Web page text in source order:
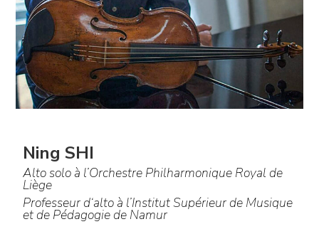
Ning SHI
Alto solo à l’Orchestre Philharmonique Royal de
Liège
Professeur d‘alto à l’Institut Supérieur de Musique
et de Pédagogie de Namur